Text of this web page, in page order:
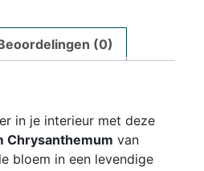
(0)
in je interieur met deze
Chrysanthemum van
bloem in een levendige